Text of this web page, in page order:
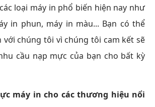
loại máy in phổ biến hiện nay như
in phun, máy in màu... Bạn có thể
với chúng tôi vì chúng tôi cam kết sẽ
cầu nạp mực của bạn cho bất kỳ
máy in cho các thương hiệu nổi